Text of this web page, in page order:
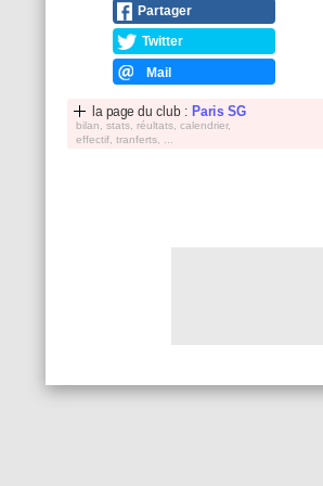
Partager
Twitter
Mail
la page du club : Paris SG
bilan, stats, réultats, calendrier,
effectif, tranferts, ...